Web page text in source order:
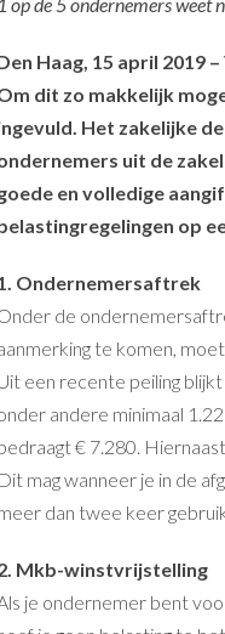
1 op de 5 ondernemers
Haag, 15 april 2019
dit zo makkelijk
Het zakelijke
uit de
en volledige
op
Ondernemersaftrek
de
te komen,
een recente peiling
andere minimaal
€ 7.280.
Dit mag wanneer je in de
dan twee keer
Mkb-winstvrijstelling
je ondernemer bent